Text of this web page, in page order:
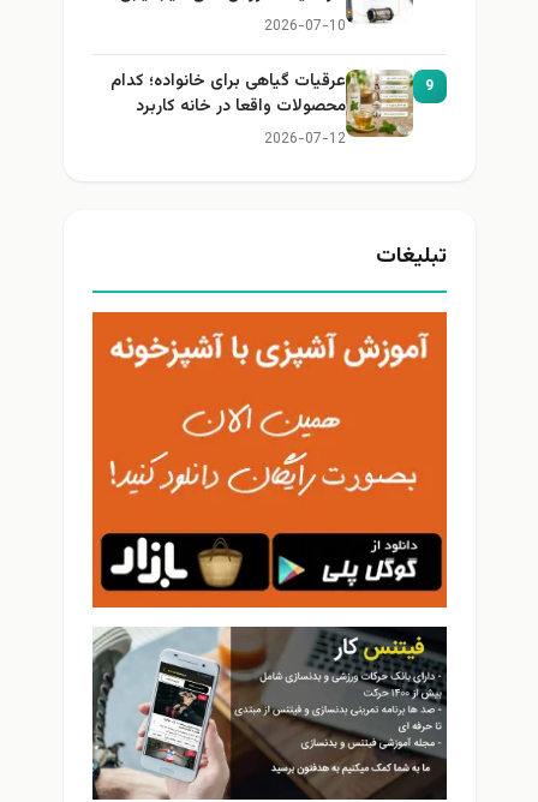
2026-07-10
9
عرقیات گیاهی برای خانواده؛ کدام
محصولات واقعا در خانه کاربرد
دارند؟
2026-07-12
تبلیغات